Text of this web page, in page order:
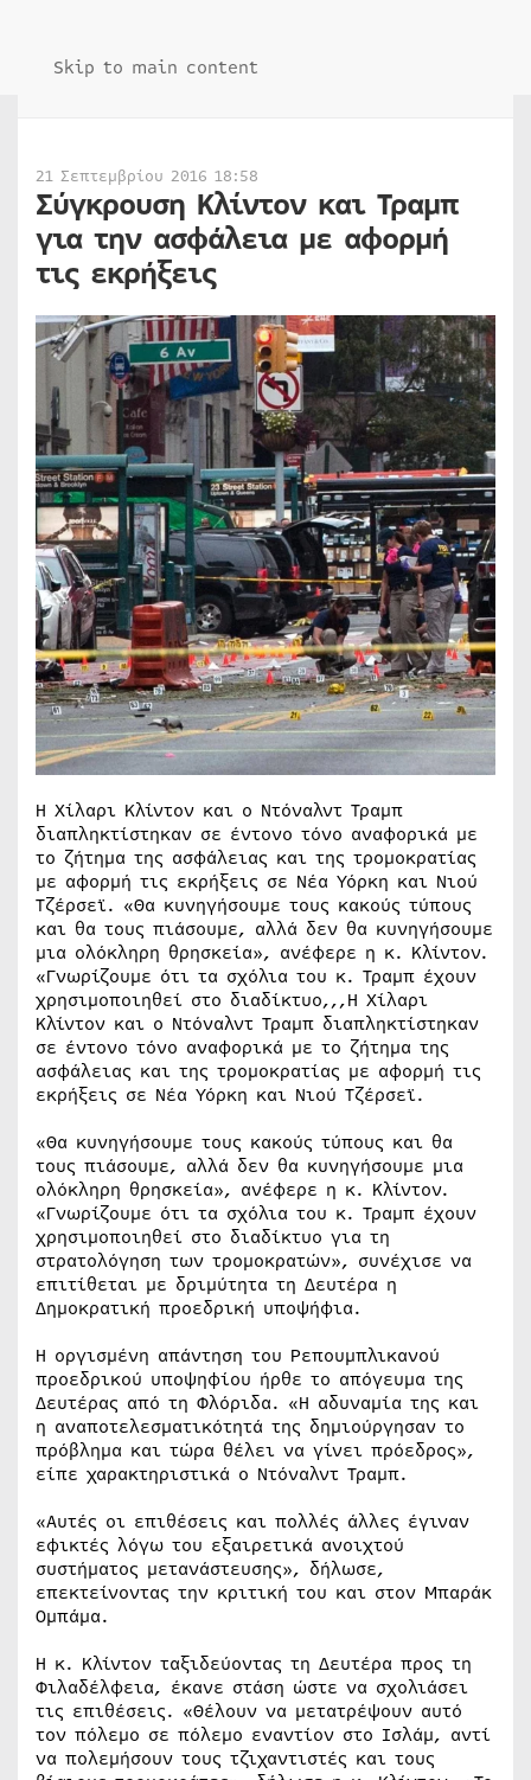
Skip to main content
21 Σεπτεμβρίου 2016 18:58
Σύγκρουση Κλίντον και Τραμπ
για την ασφάλεια με αφορμή
τις εκρήξεις
Η Χίλαρι Κλίντον και ο Ντόναλντ Τραμπ
διαπληκτίστηκαν σε έντονο τόνο αναφορικά με
το ζήτημα της ασφάλειας και της τρομοκρατίας
με αφορμή τις εκρήξεις σε Νέα Υόρκη και Νιού
Τζέρσεϊ. «Θα κυνηγήσουμε τους κακούς τύπους
και θα τους πιάσουμε, αλλά δεν θα κυνηγήσουμε
μια ολόκληρη θρησκεία», ανέφερε η κ. Κλίντον.
«Γνωρίζουμε ότι τα σχόλια του κ. Τραμπ έχουν
χρησιμοποιηθεί στο διαδίκτυο,,,Η Χίλαρι
Κλίντον και ο Ντόναλντ Τραμπ διαπληκτίστηκαν
σε έντονο τόνο αναφορικά με το ζήτημα της
ασφάλειας και της τρομοκρατίας με αφορμή τις
εκρήξεις σε Νέα Υόρκη και Νιού Τζέρσεϊ.
«Θα κυνηγήσουμε τους κακούς τύπους και θα
τους πιάσουμε, αλλά δεν θα κυνηγήσουμε μια
ολόκληρη θρησκεία», ανέφερε η κ. Κλίντον.
«Γνωρίζουμε ότι τα σχόλια του κ. Τραμπ έχουν
χρησιμοποιηθεί στο διαδίκτυο για τη
στρατολόγηση των τρομοκρατών», συνέχισε να
επιτίθεται με δριμύτητα τη Δευτέρα η
Δημοκρατική προεδρική υποψήφια.
Η οργισμένη απάντηση του Ρεπουμπλικανού
προεδρικού υποψηφίου ήρθε το απόγευμα της
Δευτέρας από τη Φλόριδα. «Η αδυναμία της και
η αναποτελεσματικότητά της δημιούργησαν το
πρόβλημα και τώρα θέλει να γίνει πρόεδρος»,
είπε χαρακτηριστικά ο Ντόναλντ Τραμπ.
«Αυτές οι επιθέσεις και πολλές άλλες έγιναν
εφικτές λόγω του εξαιρετικά ανοιχτoύ
συστήματος μετανάστευσης», δήλωσε,
επεκτείνοντας την κριτική του και στον Μπαράκ
Ομπάμα.
Η κ. Κλίντον ταξιδεύοντας τη Δευτέρα προς τη
Φιλαδέλφεια, έκανε στάση ώστε να σχολιάσει
τις επιθέσεις. «Θέλουν να μετατρέψουν αυτό
τον πόλεμο σε πόλεμο εναντίον στο Ισλάμ, αντί
να πολεμήσουν τους τζιχαντιστές και τους